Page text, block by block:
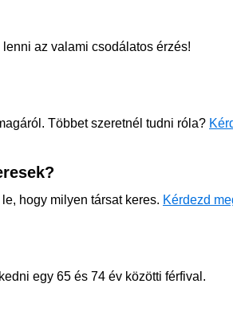
az valami csodálatos érzés!
Többet szeretnél tudni róla?
hogy milyen társat keres. Kérdezd
egy 65 és 74 év közötti férfival.